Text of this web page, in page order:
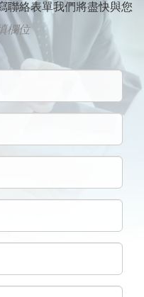
聯絡表單我們將盡快與您
欄位